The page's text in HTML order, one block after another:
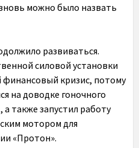
можно было назвать
развиваться.
силовой установки
финансовый кризис, потому
на доводке гоночного
также запустил работу
мотором для
«Протон».